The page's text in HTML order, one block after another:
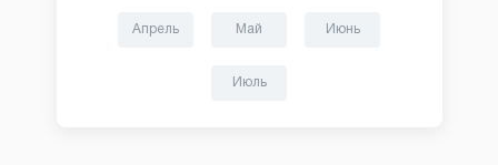
Апрель Май Июнь
Июль